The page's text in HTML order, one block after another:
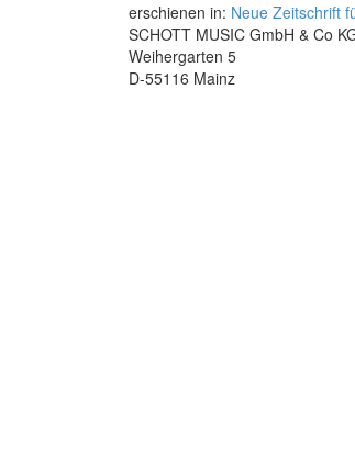
erschienen in: Neue Zeitschrift
SCHOTT MUSIC GmbH & Co
Weihergarten 5
D-55116 Mainz